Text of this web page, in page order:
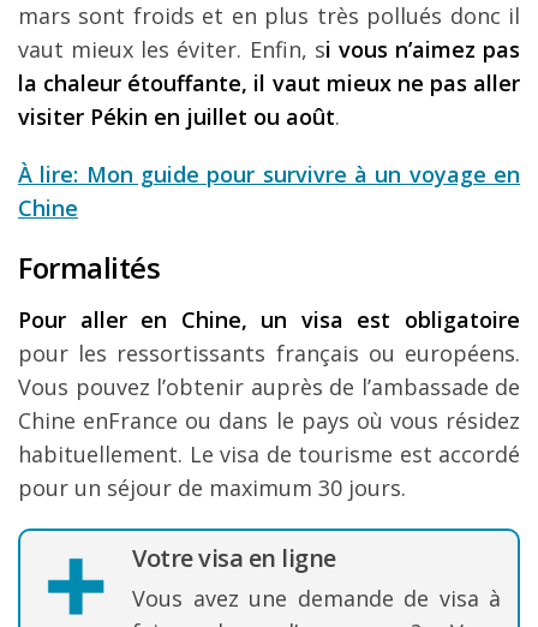
mars sont froids et en plus très pollués donc il
vaut mieux les éviter. Enfin, si vous n’aimez pas
la chaleur étouffante, il vaut mieux ne pas aller
visiter Pékin en juillet ou août.
À lire: Mon guide pour survivre à un voyage en
Chine
Formalités
Pour aller en Chine, un visa est obligatoire
pour les ressortissants français ou européens.
Vous pouvez l’obtenir auprès de l’ambassade de
Chine enFrance ou dans le pays où vous résidez
habituellement. Le visa de tourisme est accordé
pour un séjour de maximum 30 jours.
Votre visa en ligne
Vous avez une demande de visa à